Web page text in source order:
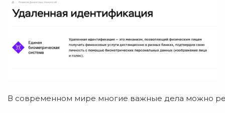
В современном мире многие важные дела можно